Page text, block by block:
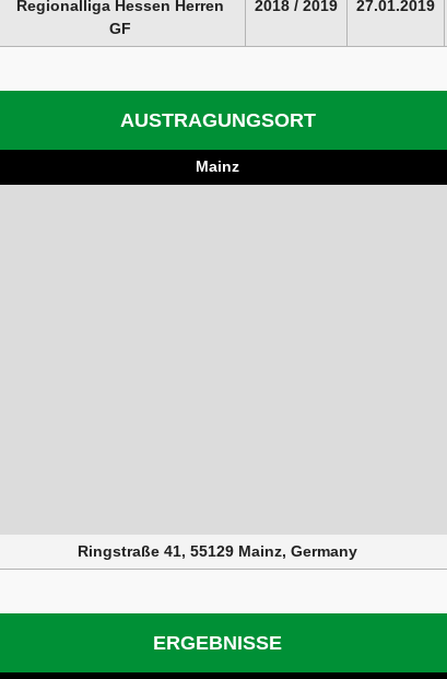
Regionalliga Hessen Herren
GF
2018 / 2019 27.01.2019
AUSTRAGUNGSORT
Mainz
Ringstraße 41, 55129 Mainz, Germany
ERGEBNISSE